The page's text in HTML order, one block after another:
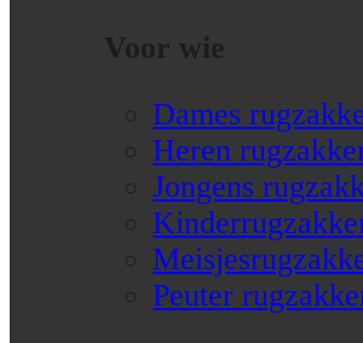
Voor wie
Dames
Heren
Jongens
Peuter